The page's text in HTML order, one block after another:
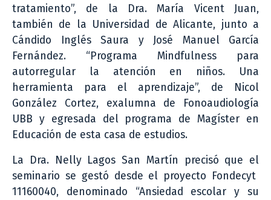
tratamiento”, de la Dra. María Vicent Juan,
también de la Universidad de Alicante, junto a
Cándido Inglés Saura y José Manuel García
Fernández. “Programa Mindfulness para
autorregular la atención en niños. Una
herramienta para el aprendizaje”, de Nicol
González Cortez, exalumna de Fonoaudiología
UBB y egresada del programa de Magíster en
Educación de esta casa de estudios.
La Dra. Nelly Lagos San Martín precisó que el
seminario se gestó desde el proyecto Fondecyt
11160040, denominado “Ansiedad escolar y su